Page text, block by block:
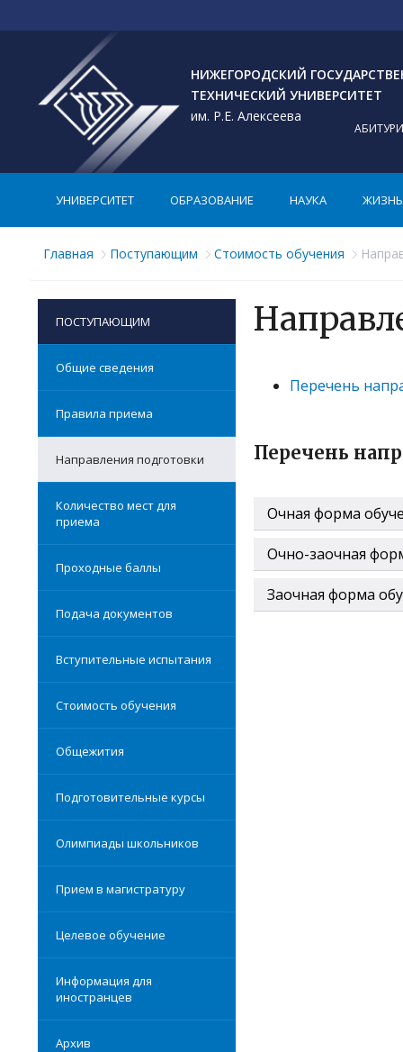
НИЖЕГОРОДСКИЙ
ТЕХНИЧЕСКИЙ УНИВЕРСИТЕТ
им. Р.Е. Алексеева
УНИВЕРСИТЕТ ОБРАЗОВАНИЕ НАУКА ЖИЗНЬ
Главная Поступающим Стоимость обучения
ПОСТУПАЮЩИМ
Общие сведения
Правила приема
Направления подготовки
Количество мест для
приема
Проходные баллы
Подача документов
Вступительные испытания
Стоимость обучения
Общежития
Подготовительные курсы
Олимпиады школьников
Прием в магистратуру
Целевое обучение
Информация для
иностранцев
Архив
Перечень
Перечень
Очная форма
Очно-заочная
Заочная форма